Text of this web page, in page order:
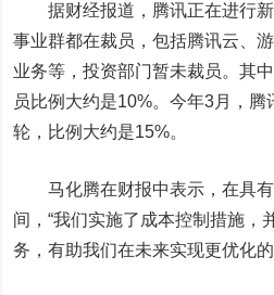
据财经报道，腾讯正在进行新
事业群都在裁员，包括腾讯云、
业务等，投资部门暂未裁员。其
员比例大约是10%。今年3月，
轮，比例大约是15%。
马化腾在财报中表示，在具有
间，“我们实施了成本控制措施，
务，有助我们在未来实现更优化